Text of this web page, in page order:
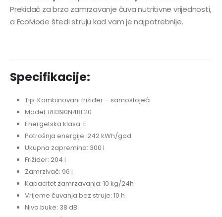
Prekidač za brzo zamrzavanje čuva nutritivne vrijednosti,
a EcoMode štedi struju kad vam je najpotrebnije.
Specifikacije:
Tip: Kombinovani frižider – samostojeći
Model: RB390N4BF20
Energetska klasa: E
Potrošnja energije: 242 kWh/god
Ukupna zapremina: 300 l
Frižider: 204 l
Zamrzivač: 96 l
Kapacitet zamrzavanja: 10 kg/24h
Vrijeme čuvanja bez struje: 10 h
Nivo buke: 38 dB